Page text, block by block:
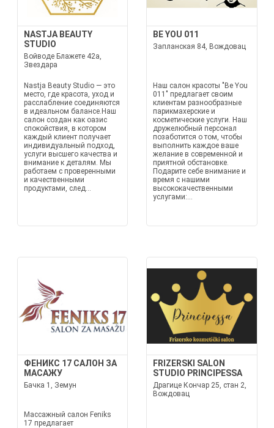
NASTJA BEAUTY
STUDIO
Войводе Блажете 42а,
Звездара
Nastja Beauty Studio — это
место, где красота, уход и
расслабление соединяются
в идеальном балансе.Наш
салон создан как оазис
спокойствия, в котором
каждый клиент получает
индивидуальный подход,
услуги высшего качества и
внимание к деталям. Мы
работаем с проверенными
и качественными
продуктами, след...
BE YOU 011
Запланская 84, Вождовац
Наш салон красоты "Be You
011" предлагает своим
клиентам разнообразные
парикмахерские и
косметические услуги. Наш
дружелюбный персонал
позаботится о том, чтобы
выполнить каждое ваше
желание в современной и
приятной обстановке.
Подарите себе внимание и
время с нашими
высококачественными
услугами:...
ФЕНИКС 17 САЛОН ЗА
МАСАЖУ
Бачка 1, Земун
Массажный салон Feniks
17 предлагает
FRIZERSKI SALON
STUDIO PRINCIPESSA
Драгице Кончар 25, стан 2,
Вождовац